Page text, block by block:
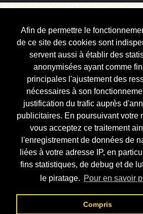
Afin de permettre le
de ce site des cookies sont
servent aussi à établir des
anonymisées ayant comme
principales l'ajustement des
nécessaires à son
justification du trafic auprès
publicitaires. En poursuivant votre
vous acceptez ce traitement
l'enregistrement de données de
liées à votre adresse IP, en
fins statistiques, de debug et de
le piratage. Pour en savoir
Compris
Courbis, « LE »
Blog Officiel
Bienvenue
Réalisations
Divers (et d’été)
Annonces
Liens externes
Téléchargement
Contact